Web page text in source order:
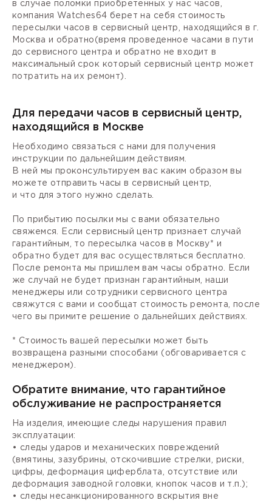
в случае поломки приобретенных у нас часов,
компания Watches64 берет на себя стоимость
пересылки часов в сервисный центр, находящийся в г.
Москва и обратно(время проведенное часами в пути
до сервисного центра и обратно не входит в
максимальный срок который сервисный центр может
потратить на их ремонт).
Для передачи часов в сервисный центр,
находящийся в Москве
Необходимо связаться с нами для получения
инструкции по дальнейшим действиям.
В ней мы проконсультируем вас каким образом вы
можете отправить часы в сервисный центр,
и что для этого нужно сделать.
По прибытию посылки мы с вами обязательно
свяжемся. Если сервисный центр признает случай
гарантийным, то пересылка часов в Москву* и
обратно будет для вас осуществляться бесплатно.
После ремонта мы пришлем вам часы обратно. Если
же случай не будет признан гарантийным, наши
менеджеры или сотрудники сервисного центра
свяжутся с вами и сообщат стоимость ремонта, после
чего вы примите решение о дальнейших действиях.
* Стоимость вашей пересылки может быть
возвращена разными способами (обговаривается с
менеджером).
Обратите внимание, что гарантийное
обслуживание не распространяется
На изделия, имеющие следы нарушения правил
эксплуатации:
• следы ударов и механических повреждений
(вмятины, зазубрины, отскочившие стрелки, риски,
цифры, деформация циферблата, отсутствие или
деформация заводной головки, кнопок часов и т.п.);
• следы несанкционированного вскрытия вне